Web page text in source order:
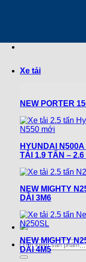
Tìm
kiếm:
Xe tải
NEW PORTER
HYUNDAI
TẢI 1.9 TẤN – 2.6
NEW MIGHTY
DÀI 3M6
NEW MIGHTY
DÀI 4M5